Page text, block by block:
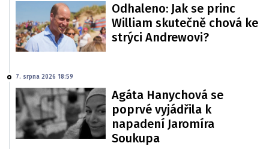
Odhaleno: Jak se princ
William skutečně chová ke
strýci Andrewovi?
7. srpna 2026 18:59
Agáta Hanychová se
poprvé vyjádřila k
napadení Jaromíra
Soukupa